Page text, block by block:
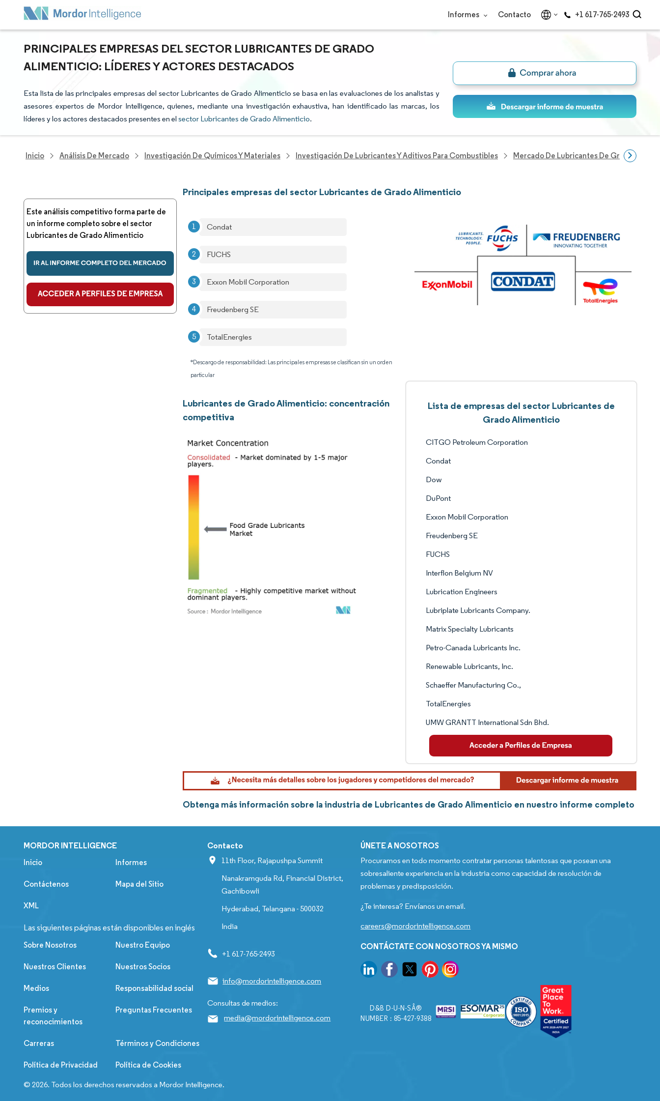
Informes Contacto +1 617-765-2493
PRINCIPALES EMPRESAS DEL SECTOR LUBRICANTES DE GRADO
ALIMENTICIO: LÍDERES Y ACTORES DESTACADOS
Esta lista de las principales empresas del sector Lubricantes de Grado Alimenticio se basa en las evaluaciones de los analistas y
asesores expertos de Mordor Intelligence, quienes, mediante una investigación exhaustiva, han identificado las marcas, los
líderes y los actores destacados presentes en el sector Lubricantes de Grado Alimenticio.
Inicio Análisis De Mercado Investigación De Químicos Y Materiales Investigación De Lubricantes Y Aditivos Para Combustibles Mercado De Lubricantes De Grado
Este análisis competitivo forma parte de
un informe completo sobre el sector
Lubricantes de Grado Alimenticio
Principales empresas del sector Lubricantes de Grado Alimenticio
Condat
FUCHS
Exxon Mobil Corporation
​​Freudenberg SE
TotalEnergies
*Descargo de responsabilidad: Las principales empresas se clasifican sin un orden
particular
Lubricantes de Grado Alimenticio: concentración
competitiva
Lista de empresas del sector Lubricantes de
Grado Alimenticio
CITGO Petroleum Corporation
Condat
Dow
DuPont
Exxon Mobil Corporation
Freudenberg SE
FUCHS
Interflon Belgium NV
Lubrication Engineers
Lubriplate Lubricants Company.
Matrix Specialty Lubricants
Petro-Canada Lubricants Inc.
Renewable Lubricants, Inc.
Schaeffer Manufacturing Co.,
TotalEnergies
UMW GRANTT International Sdn Bhd.
Obtenga más información sobre la industria de Lubricantes de Grado Alimenticio en nuestro informe completo
MORDOR INTELLIGENCE
Inicio Informes
Contáctenos Mapa del Sitio
XML
Las siguientes páginas están disponibles en inglés
Sobre Nosotros Nuestro Equipo
Nuestros Clientes Nuestros Socios
Medios Responsabilidad social
Premios y
reconocimientos
Preguntas Frecuentes
Carreras Términos y Condiciones
Política de Privacidad Política de Cookies
Contacto
11th Floor, Rajapushpa Summit
Nanakramguda Rd, Financial District,
Gachibowli
Hyderabad, Telangana - 500032
India
+1 617-765-2493
info@mordorintelligence.com
Consultas de medios:
media@mordorintelligence.com
ÚNETE A NOSOTROS
Procuramos en todo momento contratar personas talentosas que posean una
sobresaliente experiencia en la industria como capacidad de resolución de
problemas y predisposición.
¿Te interesa? Envíanos un email.
careers@mordorintelligence.com
CONTÁCTATE CON NOSOTROS YA MISMO
D&B D-U-N-SÂ®
NUMBER : 85-427-9388
© 2026. Todos los derechos reservados a Mordor Intelligence.